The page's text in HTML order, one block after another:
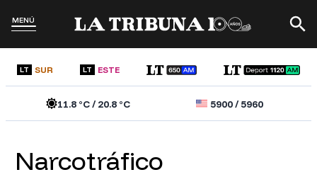
MENÚ
LT SUR LT ESTE
11.8°C /20.8°C 5900/5960
Narcotráfico